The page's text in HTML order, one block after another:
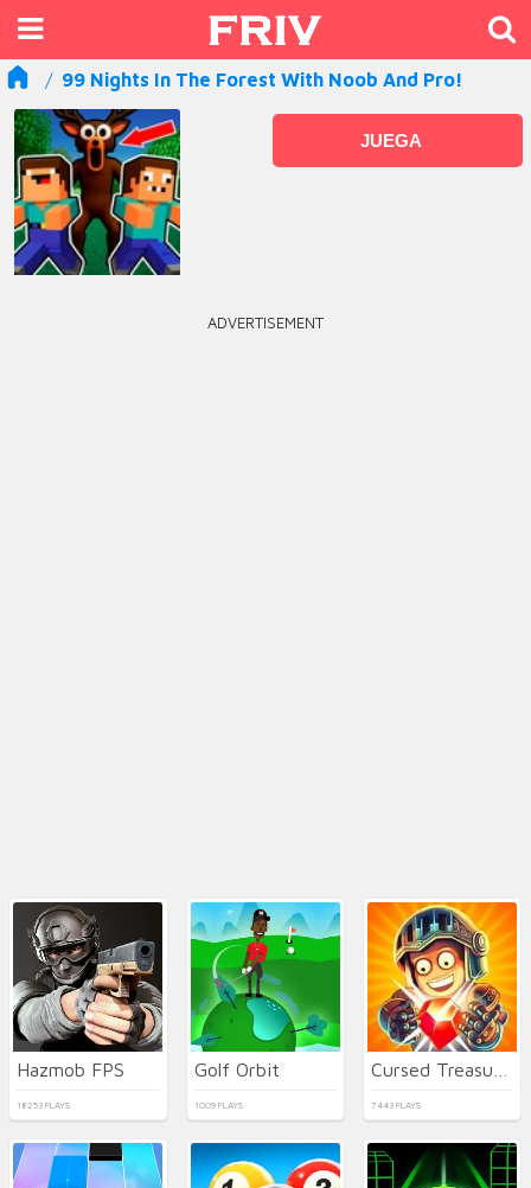
99 Nights In The Forest With Noob And Pro!
JUEGA
ADVERTISEMENT
Hazmob FPS
18253 PLAYS
Golf Orbit
1009 PLAYS 7443 PLAYS